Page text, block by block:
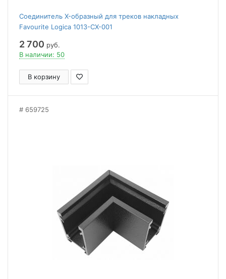
Соединитель X-образный для треков накладных
Favourite Logica 1013-CX-001
2 700 руб.
В наличии: 50
В корзину
659725